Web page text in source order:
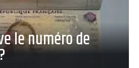
le numéro de